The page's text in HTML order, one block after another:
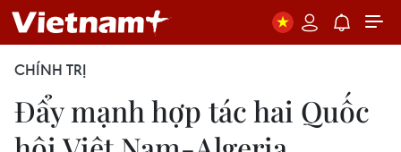
CHÍNH TRỊ
Đẩy mạnh hợp tác hai Quốc